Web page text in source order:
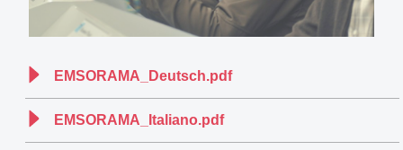
EMSORAMA_Deutsch.pdf
EMSORAMA_Italiano.pdf